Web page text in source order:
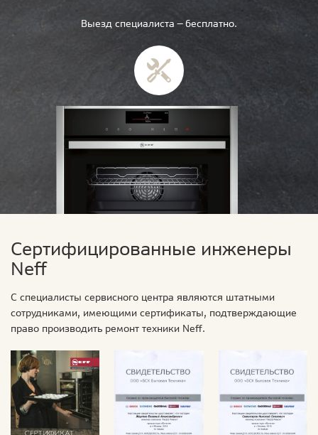
Выезд специалиста — бесплатно.
Сертифицированные инженеры
Neff
С специалисты сервисного центра являются штатными
сотрудниками, имеющими сертификаты, подтверждающие
право производить ремонт техники Neff.